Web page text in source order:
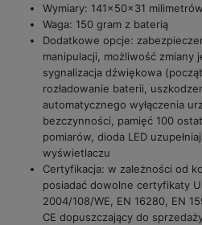
Wymiary: 141x50x31 milimetrów
Waga: 150 gram z baterią
Dodatkowe opcje:
manipulacji, możliwość zmiany
sygnalizacja dźwiękowa
rozładowanie baterii,
automatycznego wyłączenia
bezczynności, pamięć 100
pomiarów, dioda LED
wyświetlaczu
Certyfikacja: w zależności od
posiadać dowolne certyfikaty
2004/108/WE, EN 16280, EN
CE dopuszczający do